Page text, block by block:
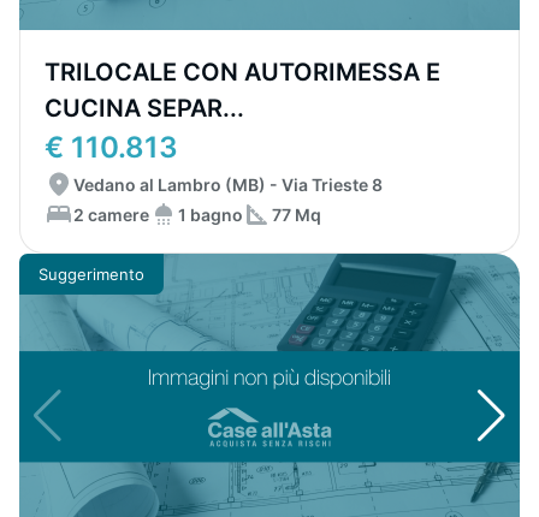
TRILOCALE CON AUTORIMESSA E
CUCINA SEPAR...
€ 110.813
Vedano al Lambro (MB) - Via Trieste 8
2 camere
1 bagno 77 Mq
Suggerimento